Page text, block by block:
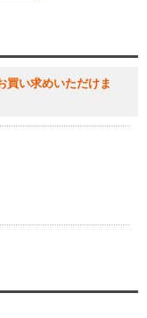
買い求めいただけま